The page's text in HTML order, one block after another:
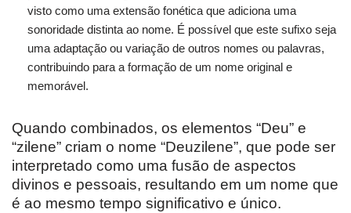
visto como uma extensão fonética que adiciona uma
sonoridade distinta ao nome. É possível que este sufixo seja
uma adaptação ou variação de outros nomes ou palavras,
contribuindo para a formação de um nome original e
memorável.
Quando combinados, os elementos “Deu” e
“zilene” criam o nome “Deuzilene”, que pode ser
interpretado como uma fusão de aspectos
divinos e pessoais, resultando em um nome que
é ao mesmo tempo significativo e único.